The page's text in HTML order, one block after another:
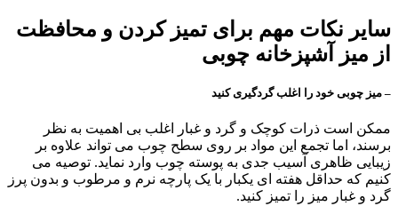
سایر نکات مهم برای تمیز کردن و محافظت
از میز آشپزخانه چوبی
– میز چوبی خود را اغلب گردگیری کنید
ممکن است ذرات کوچک و گرد و غبار اغلب بی اهمیت به نظر
برسند، اما تجمع این مواد بر روی سطح چوب می تواند علاوه بر
زیبایی ظاهری آسیب جدی به پوسته چوب وارد نماید. توصیه می
کنیم که حداقل هفته ای یکبار با یک پارچه نرم و مرطوب و بدون پرز
گرد و غبار میز را تمیز کنید.